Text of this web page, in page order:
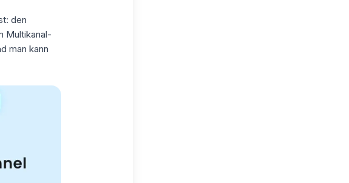
den
Multikanal-
man kann